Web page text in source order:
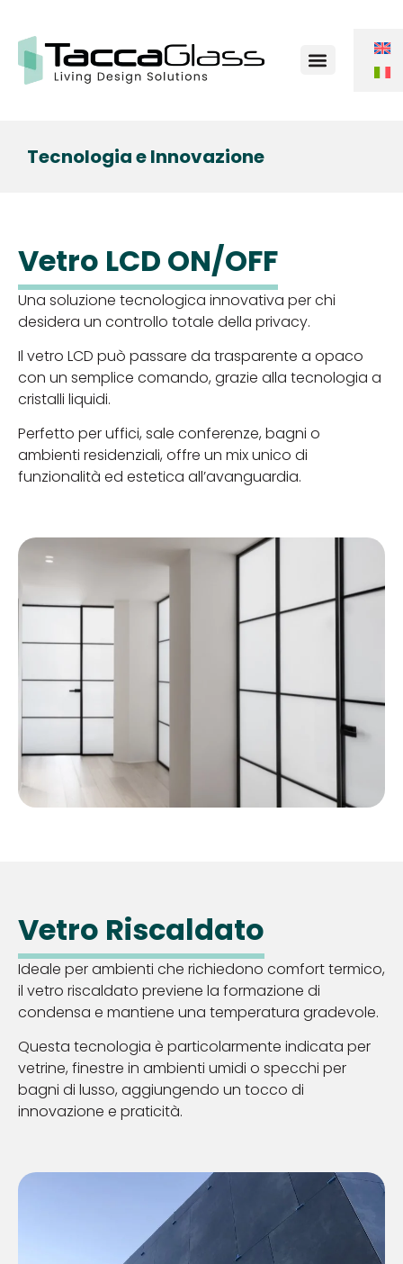
Tecnologia e Innovazione
Vetro LCD ON/OFF
Una soluzione tecnologica innovativa per chi
desidera un controllo totale della privacy.
Il vetro LCD può passare da trasparente a opaco
con un semplice comando, grazie alla tecnologia a
cristalli liquidi.
Perfetto per uffici, sale conferenze, bagni o
ambienti residenziali, offre un mix unico di
funzionalità ed estetica all’avanguardia.
Vetro Riscaldato
Ideale per ambienti che richiedono comfort termico,
il vetro riscaldato previene la formazione di
condensa e mantiene una temperatura gradevole.
Questa tecnologia è particolarmente indicata per
vetrine, finestre in ambienti umidi o specchi per
bagni di lusso, aggiungendo un tocco di
innovazione e praticità.